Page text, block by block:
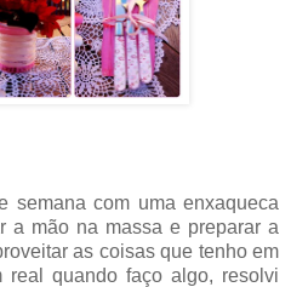
semana com uma enxaqueca
a mão na massa e preparar a
as coisas que tenho em
quando faço algo, resolvi